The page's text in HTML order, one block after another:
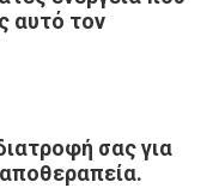
αυτό τον
σας για